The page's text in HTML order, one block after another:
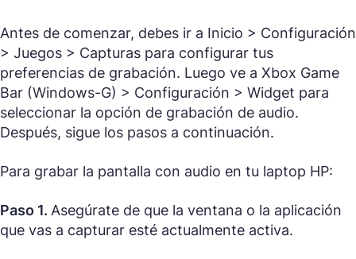
Antes de comenzar, debes ir a Inicio > Configuración
> Juegos > Capturas para configurar tus
preferencias de grabación. Luego ve a Xbox Game
Bar (Windows-G) > Configuración > Widget para
seleccionar la opción de grabación de audio.
Después, sigue los pasos a continuación.
Para grabar la pantalla con audio en tu laptop HP:
Paso 1. Asegúrate de que la ventana o la aplicación
que vas a capturar esté actualmente activa.